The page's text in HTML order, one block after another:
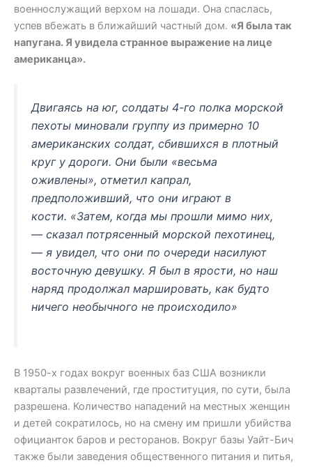
военнослужащий верхом на лошади. Она спаслась,
успев вбежать в ближайший частный дом. «Я была так
напугана. Я увидела странное выражение на лице
американца».
Двигаясь на юг, солдаты 4-го полка морской
пехоты миновали группу из примерно 10
американских солдат, сбившихся в плотный
круг у дороги. Они были «весьма
оживлены», отметил капрал,
предположивший, что они играют в
кости. «Затем, когда мы прошли мимо них,
— сказал потрясенный морской пехотинец,
— я увидел, что они по очереди насилуют
восточную девушку. Я был в ярости, но наш
наряд продолжал маршировать, как будто
ничего необычного не происходило»
В 1950-х годах вокруг военных баз США возникли
кварталы развлечений, где проституция, по сути, была
разрешена. Количество нападений на местных женщин
и детей сократилось, но на смену им пришли убийства
официанток баров и ресторанов. Вокруг базы Уайт-Бич
также были заведения общественного питания и питья,